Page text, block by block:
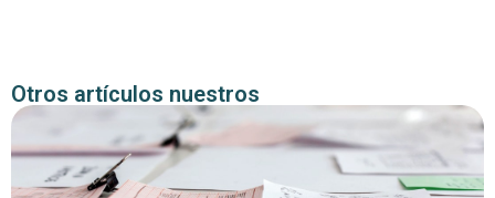
Otros artículos nuestros